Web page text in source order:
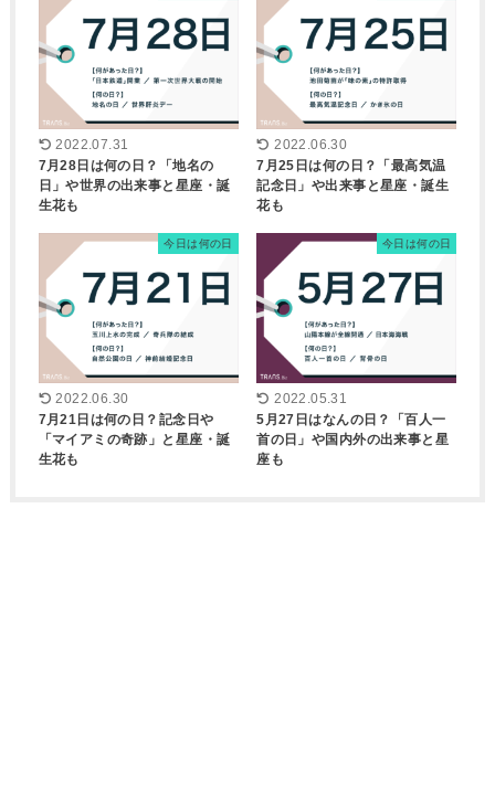
2022.07.31
7月28日は何の日？「地名の
日」や世界の出来事と星座・誕
生花も
2022.06.30
7月25日は何の日？「最高気温
記念日」や出来事と星座・誕生
花も
今日は何の日
2022.06.30
7月21日は何の日？記念日や
「マイアミの奇跡」と星座・誕
生花も
今日は何の日
2022.05.31
5月27日はなんの日？「百人一
首の日」や国内外の出来事と星
座も